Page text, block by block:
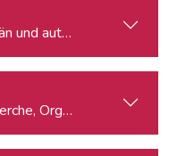
und authentisch
Organisation &